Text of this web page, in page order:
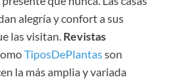
alegría y confort a sus
las visitan. Revistas
TiposDePlantasson
la más amplia y variada